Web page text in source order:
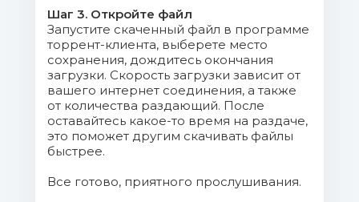
010. Добраночь - В семнадцатом
году.mp3 (6.99 Mb)
011. Велеслава - Валькирия.mp3
(6.52 Mb)
012. Ветер всем - Человече.mp3
Шаг 3. Откройте файл
Запустите скаченный файл в программе
торрент-клиента, выберете место
сохранения, дождитесь окончания
загрузки. Скорость загрузки зависит от
вашего интернет соединения, а также
от количества раздающий. После
оставайтесь какое-то время на раздаче,
это поможет другим скачивать файлы
быстрее.
Все готово, приятного прослушивания.